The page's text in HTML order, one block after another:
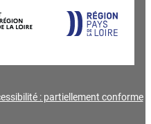
: partiellement conforme